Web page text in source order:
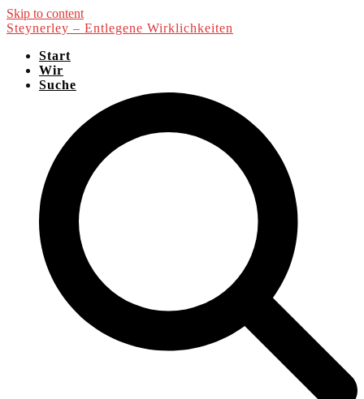
Skip to content
Steynerley – Entlegene Wirklichkeiten
Start
Wir
Suche